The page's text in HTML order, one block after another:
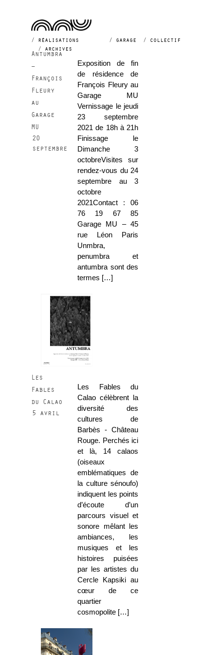
réalisations garage
collectif
archives
2021
Antumbra
–
François
Fleury
au
Garage
MU
20
septembre
Exposition de fin
de résidence de
François Fleury au
Garage MU
Vernissage le jeudi
23 septembre
2021 de 18h à 21h
Finissage le
Dimanche 3
octobreVisites sur
rendez-vous du 24
septembre au 3
octobre
2021Contact : 06
76 19 67 85
Garage MU – 45
rue Léon Paris
Unmbra,
penumbra et
antumbra sont des
termes […]
Les
Fables
du Calao
5 avril
Les Fables du
Calao célèbrent la
diversité des
cultures de
Barbès - Château
Rouge. Perchés ici
et là, 14 calaos
(oiseaux
emblématiques de
la culture sénoufo)
indiquent les points
d’écoute d’un
parcours visuel et
sonore mêlant les
ambiances, les
musiques et les
histoires puisées
par les artistes du
Cercle Kapsiki au
cœur de ce
quartier
cosmopolite […]